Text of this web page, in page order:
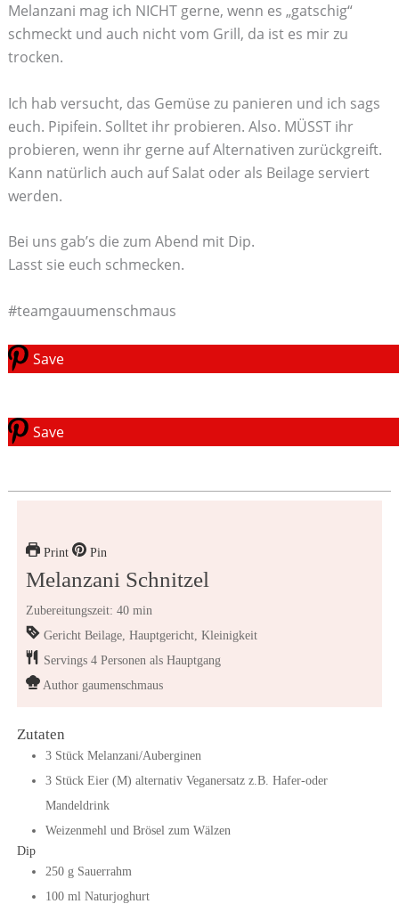
Melanzani mag ich NICHT gerne, wenn es „gatschig“
schmeckt und auch nicht vom Grill, da ist es mir zu
trocken.
Ich hab versucht, das Gemüse zu panieren und ich sags
euch. Pipifein. Solltet ihr probieren. Also. MÜSST ihr
probieren, wenn ihr gerne auf Alternativen zurückgreift.
Kann natürlich auch auf Salat oder als Beilage serviert
werden.
Bei uns gab’s die zum Abend mit Dip.
Lasst sie euch schmecken.
#teamgauumenschmaus
Save
Save
Print Pin
Melanzani Schnitzel
Zubereitungszeit: 40 min
Gericht Beilage, Hauptgericht, Kleinigkeit
Servings 4 Personen als Hauptgang
Author gaumenschmaus
Zutaten
3 Stück Melanzani/Auberginen
3 Stück Eier (M) alternativ Veganersatz z.B. Hafer-oder
Mandeldrink
Weizenmehl und Brösel zum Wälzen
Dip
250 g Sauerrahm
100 ml Naturjoghurt